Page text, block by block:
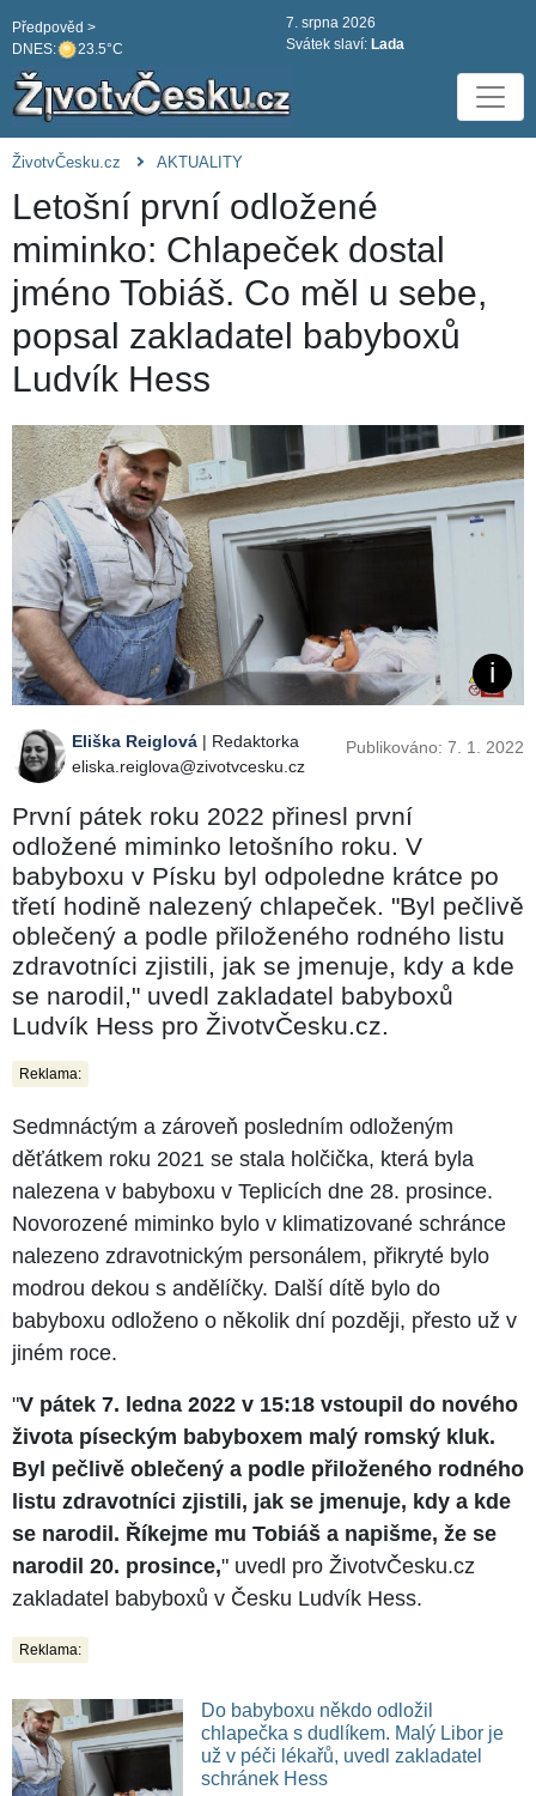
DNES: 23.5°C
Předpověd >
7. srpna 2026
Svátek slaví: Lada
ŽivotvČesku.cz AKTUALITY
Letošní první odložené
miminko: Chlapeček dostal
jméno Tobiáš. Co měl u sebe,
popsal zakladatel babyboxů
Ludvík Hess
Eliška Reiglová | Redaktorka
eliska.reiglova@zivotvcesku.cz
Publikováno: 7. 1. 2022
První pátek roku 2022 přinesl první
odložené miminko letošního roku. V
babyboxu v Písku byl odpoledne krátce po
třetí hodině nalezený chlapeček. "Byl pečlivě
oblečený a podle přiloženého rodného listu
zdravotníci zjistili, jak se jmenuje, kdy a kde
se narodil," uvedl zakladatel babyboxů
Ludvík Hess pro ŽivotvČesku.cz.
Reklama:
Sedmnáctým a zároveň posledním odloženým
děťátkem roku 2021 se stala holčička, která byla
nalezena v babyboxu v Teplicích dne 28. prosince.
Novorozené miminko bylo v klimatizované schránce
nalezeno zdravotnickým personálem, přikryté bylo
modrou dekou s andělíčky. Další dítě bylo do
babyboxu odloženo o několik dní později, přesto už v
jiném roce.
"V pátek 7. ledna 2022 v 15:18 vstoupil do nového
života píseckým babyboxem malý romský kluk.
Byl pečlivě oblečený a podle přiloženého rodného
listu zdravotníci zjistili, jak se jmenuje, kdy a kde
se narodil. Říkejme mu Tobiáš a napišme, že se
narodil 20. prosince," uvedl pro ŽivotvČesku.cz
zakladatel babyboxů v Česku Ludvík Hess.
Reklama:
Do babyboxu někdo odložil
chlapečka s dudlíkem. Malý Libor je
už v péči lékařů, uvedl zakladatel
schránek Hess